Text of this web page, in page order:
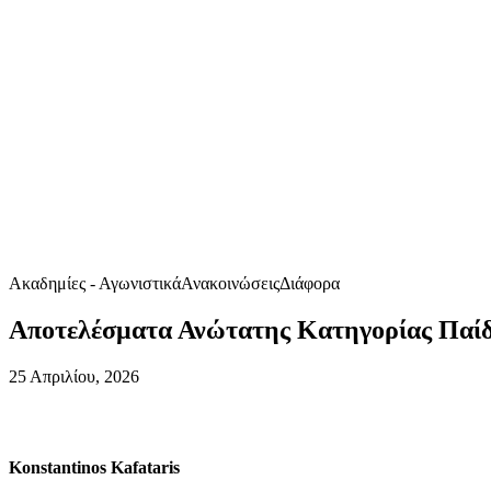
Ακαδημίες - ΑγωνιστικάΑνακοινώσειςΔιάφορα
Αποτελέσματα Ανώτατης Κατηγορίας
25 Απριλίου, 2026
Konstantinos Kafataris